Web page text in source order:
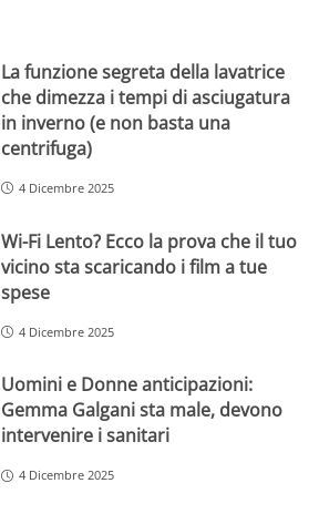
La funzione segreta della lavatrice
che dimezza i tempi di asciugatura
in inverno (e non basta una
centrifuga)
4 Dicembre 2025
Wi-Fi Lento? Ecco la prova che il tuo
vicino sta scaricando i film a tue
spese
4 Dicembre 2025
Uomini e Donne anticipazioni:
Gemma Galgani sta male, devono
intervenire i sanitari
4 Dicembre 2025